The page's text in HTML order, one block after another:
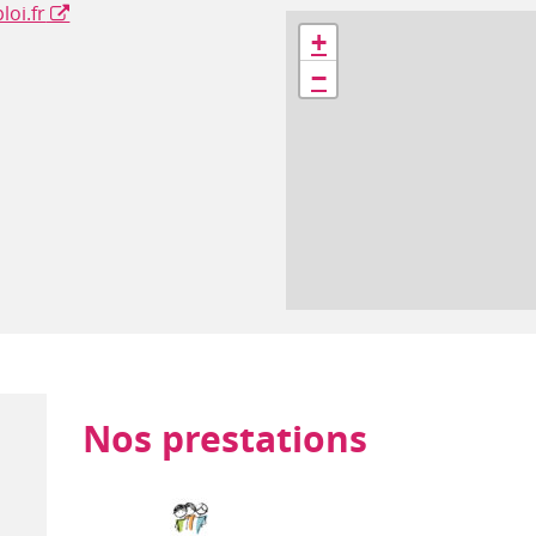
Géolocalisation
+
−
Nos prestations